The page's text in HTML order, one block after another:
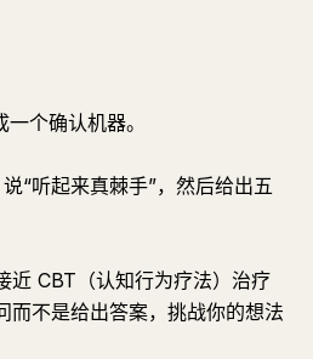
个确认机器。
“听起来真棘手”，然后给出五
近 CBT（认知行为疗法）治疗
不是给出答案，挑战你的想法